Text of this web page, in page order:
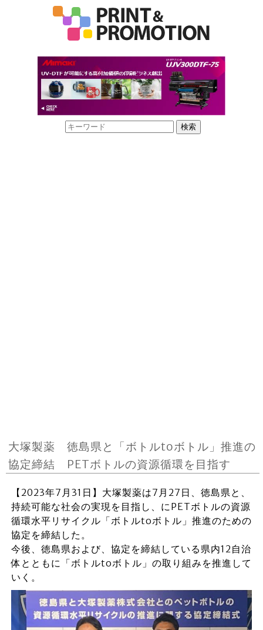
大塚製薬 徳島県と「ボトルtoボトル」推進の
協定締結 PETボトルの資源循環を目指す
【2023年7月31日】大塚製薬は7月27日、徳島県と、
持続可能な社会の実現を目指し、にPETボトルの資源
循環水平リサイクル「ボトルtoボトル」推進のための
協定を締結した。
今後、徳島県および、協定を締結している県内12自治
体とともに「ボトルtoボトル」の取り組みを推進して
いく。